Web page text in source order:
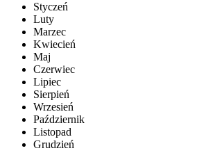
Styczeń
Luty
Marzec
Kwiecień
Maj
Czerwiec
Lipiec
Sierpień
Wrzesień
Październik
Listopad
Grudzień